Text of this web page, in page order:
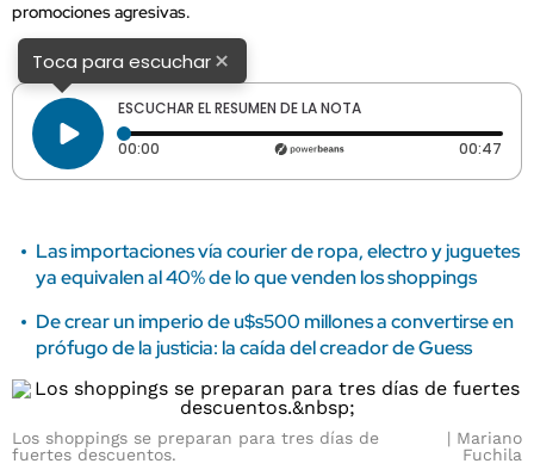
promociones agresivas.
Toca para escuchar×
ESCUCHAR EL RESUMEN DE LA NOTA
00:00 Tiempo transcurrido: 0 segundos 00:47
Las importaciones vía courier de ropa, electro y juguetes
ya equivalen al 40% de lo que venden los shoppings
De crear un imperio de u$s500 millones a convertirse en
prófugo de la justicia: la caída del creador de Guess
Los shoppings se preparan para tres días de
fuertes descuentos.
Mariano
Fuchila